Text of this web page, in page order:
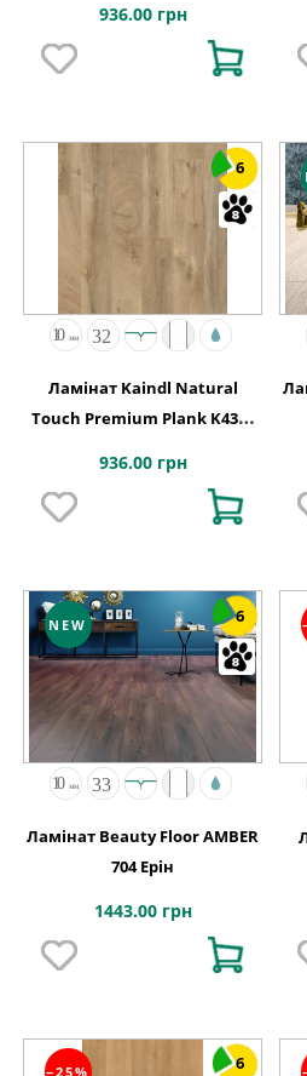
936.00 грн
6
Ламінат Kaindl Natural
Touch Premium Plank K4381
936.00 грн
NEW 6
Ламінат Beauty Floor AMBER
704 Ерін
1443.00 грн
−25% 6